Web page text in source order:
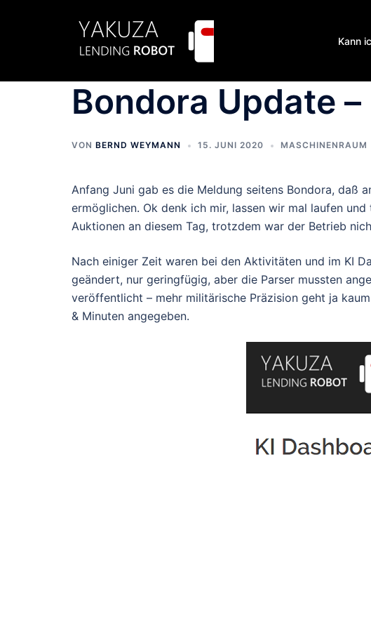
Kann
Bondora Update
VON BERND WEYMANN 15. JUNI 2020 MASCHINENRAUM
Anfang Juni gab es die Meldung seitens Bondora, daß
ermöglichen. Ok denk ich mir, lassen wir mal laufen
Auktionen an diesem Tag, trotzdem war der Betrieb
Nach einiger Zeit waren bei den Aktivitäten und im KI
geändert, nur geringfügig, aber die Parser mussten
veröffentlicht – mehr militärische Präzision geht ja
& Minuten angegeben.